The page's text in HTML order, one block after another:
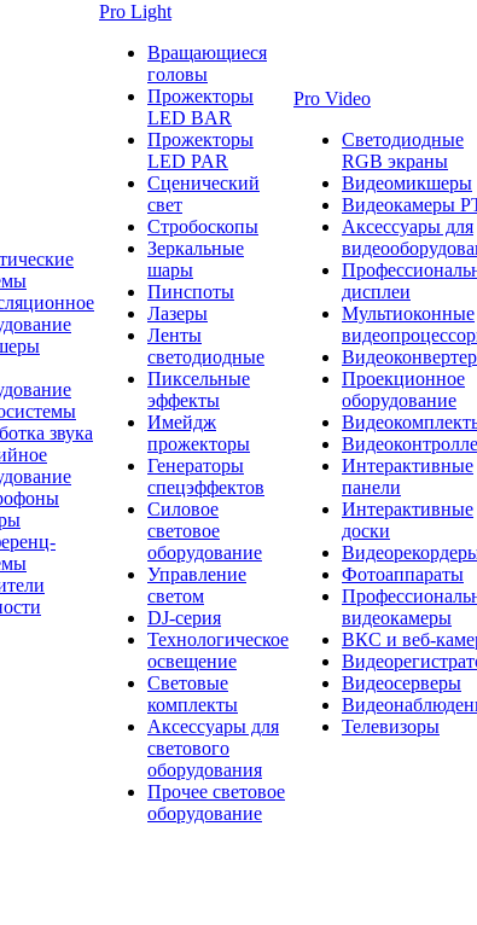
звука
Pro Light
Вращающиеся
головы
Прожекторы
LED BAR
Прожекторы
LED PAR
Сценический
свет
Стробоскопы
Зеркальные
шары
Пинспоты
Лазеры
Ленты
светодиодные
Пиксельные
эффекты
Имейдж
прожекторы
Генераторы
спецэффектов
Силовое
световое
оборудование
Управление
светом
DJ-серия
Технологическое
освещение
Световые
комплекты
Аксессуары для
светового
оборудования
Прочее световое
оборудование
Pro Video
Светодиодные
RGB экраны
Видеомикшеры
Видеокамеры
Аксессуары для
дисплеи
Мультиоконные
Проекционное
оборудование
Интерактивные
панели
Интерактивные
доски
Фотоаппараты
видеокамеры
ВКС и веб-
Видеосерверы
Телевизоры